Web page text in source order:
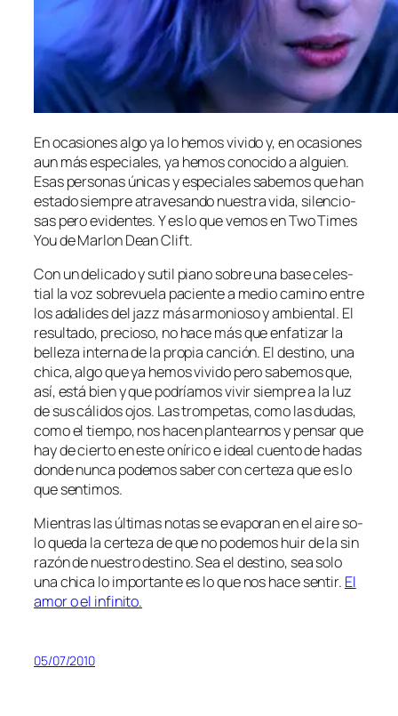
En oca­sio­nes al­go ya lo he­mos vi­vi­do y, en oca­sio­nes
aun más es­pe­cia­les, ya he­mos co­no­ci­do a al­guien.
Esas per­so­nas úni­cas y es­pe­cia­les sa­be­mos que han
es­ta­do siem­pre atra­ve­san­do nues­tra vi­da, si­len­cio­
sas pe­ro evi­den­tes. Y es lo que ve­mos en Two Times
You de Marlon Dean Clift.
Con un de­li­ca­do y su­til piano so­bre una ba­se ce­les­
tial la voz so­bre­vue­la pa­cien­te a me­dio ca­mino en­tre
los ada­li­des del jazz más ar­mo­nio­so y am­bien­tal. El
re­sul­ta­do, pre­cio­so, no ha­ce más que en­fa­ti­zar la
be­lle­za in­ter­na de la pro­pia can­ción. El des­tino, una
chi­ca, al­go que ya he­mos vi­vi­do pe­ro sa­be­mos que,
así, es­tá bien y que po­dría­mos vi­vir siem­pre a la luz
de sus cá­li­dos ojos. Las trom­pe­tas, co­mo las du­das,
co­mo el tiem­po, nos ha­cen plan­tear­nos y pen­sar que
hay de cier­to en es­te oní­ri­co e ideal cuen­to de ha­das
don­de nun­ca po­de­mos sa­ber con cer­te­za que es lo
que sentimos.
Mientras las úl­ti­mas no­tas se eva­po­ran en el ai­re so­
lo que­da la cer­te­za de que no po­de­mos huir de la sin
ra­zón de nues­tro des­tino. Sea el des­tino, sea so­lo
una chi­ca lo im­por­tan­te es lo que nos ha­ce sen­tir. El
amor o el infinito.
05/07/2010